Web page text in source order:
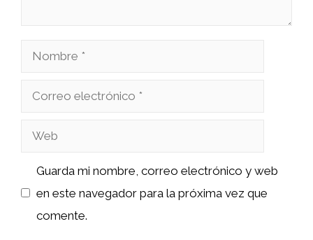
Nombre
Correo
Web
Guarda mi nombre, correo electrónico y web
en este navegador para la próxima vez que
comente.